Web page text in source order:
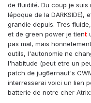
de fluidité. Du coup je suis
lépoque de la
grandie depuis. Tres
et de green power je tient
pas mal, mais
outils, l'autonomie ne
l'habitude (peut etre un
patch de jug6ernaut's
interresserai voici un lien
batterie de notre cher Atrix: